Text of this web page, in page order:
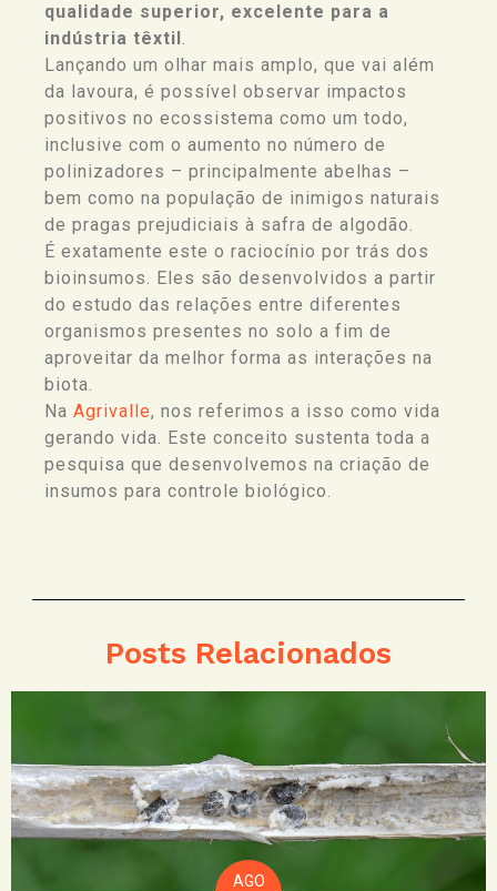
qualidade superior, excelente para a
indústria têxtil.
Lançando um olhar mais amplo, que vai além
da lavoura, é possível observar impactos
positivos no ecossistema como um todo,
inclusive com o aumento no número de
polinizadores – principalmente abelhas –
bem como na população de inimigos naturais
de pragas prejudiciais à safra de algodão.
É exatamente este o raciocínio por trás dos
bioinsumos. Eles são desenvolvidos a partir
do estudo das relações entre diferentes
organismos presentes no solo a fim de
aproveitar da melhor forma as interações na
biota.
Na Agrivalle, nos referimos a isso como vida
gerando vida. Este conceito sustenta toda a
pesquisa que desenvolvemos na criação de
insumos para controle biológico.
Posts Relacionados
AGO